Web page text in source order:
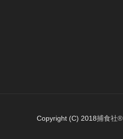
Copyright (C) 2018捕食社®